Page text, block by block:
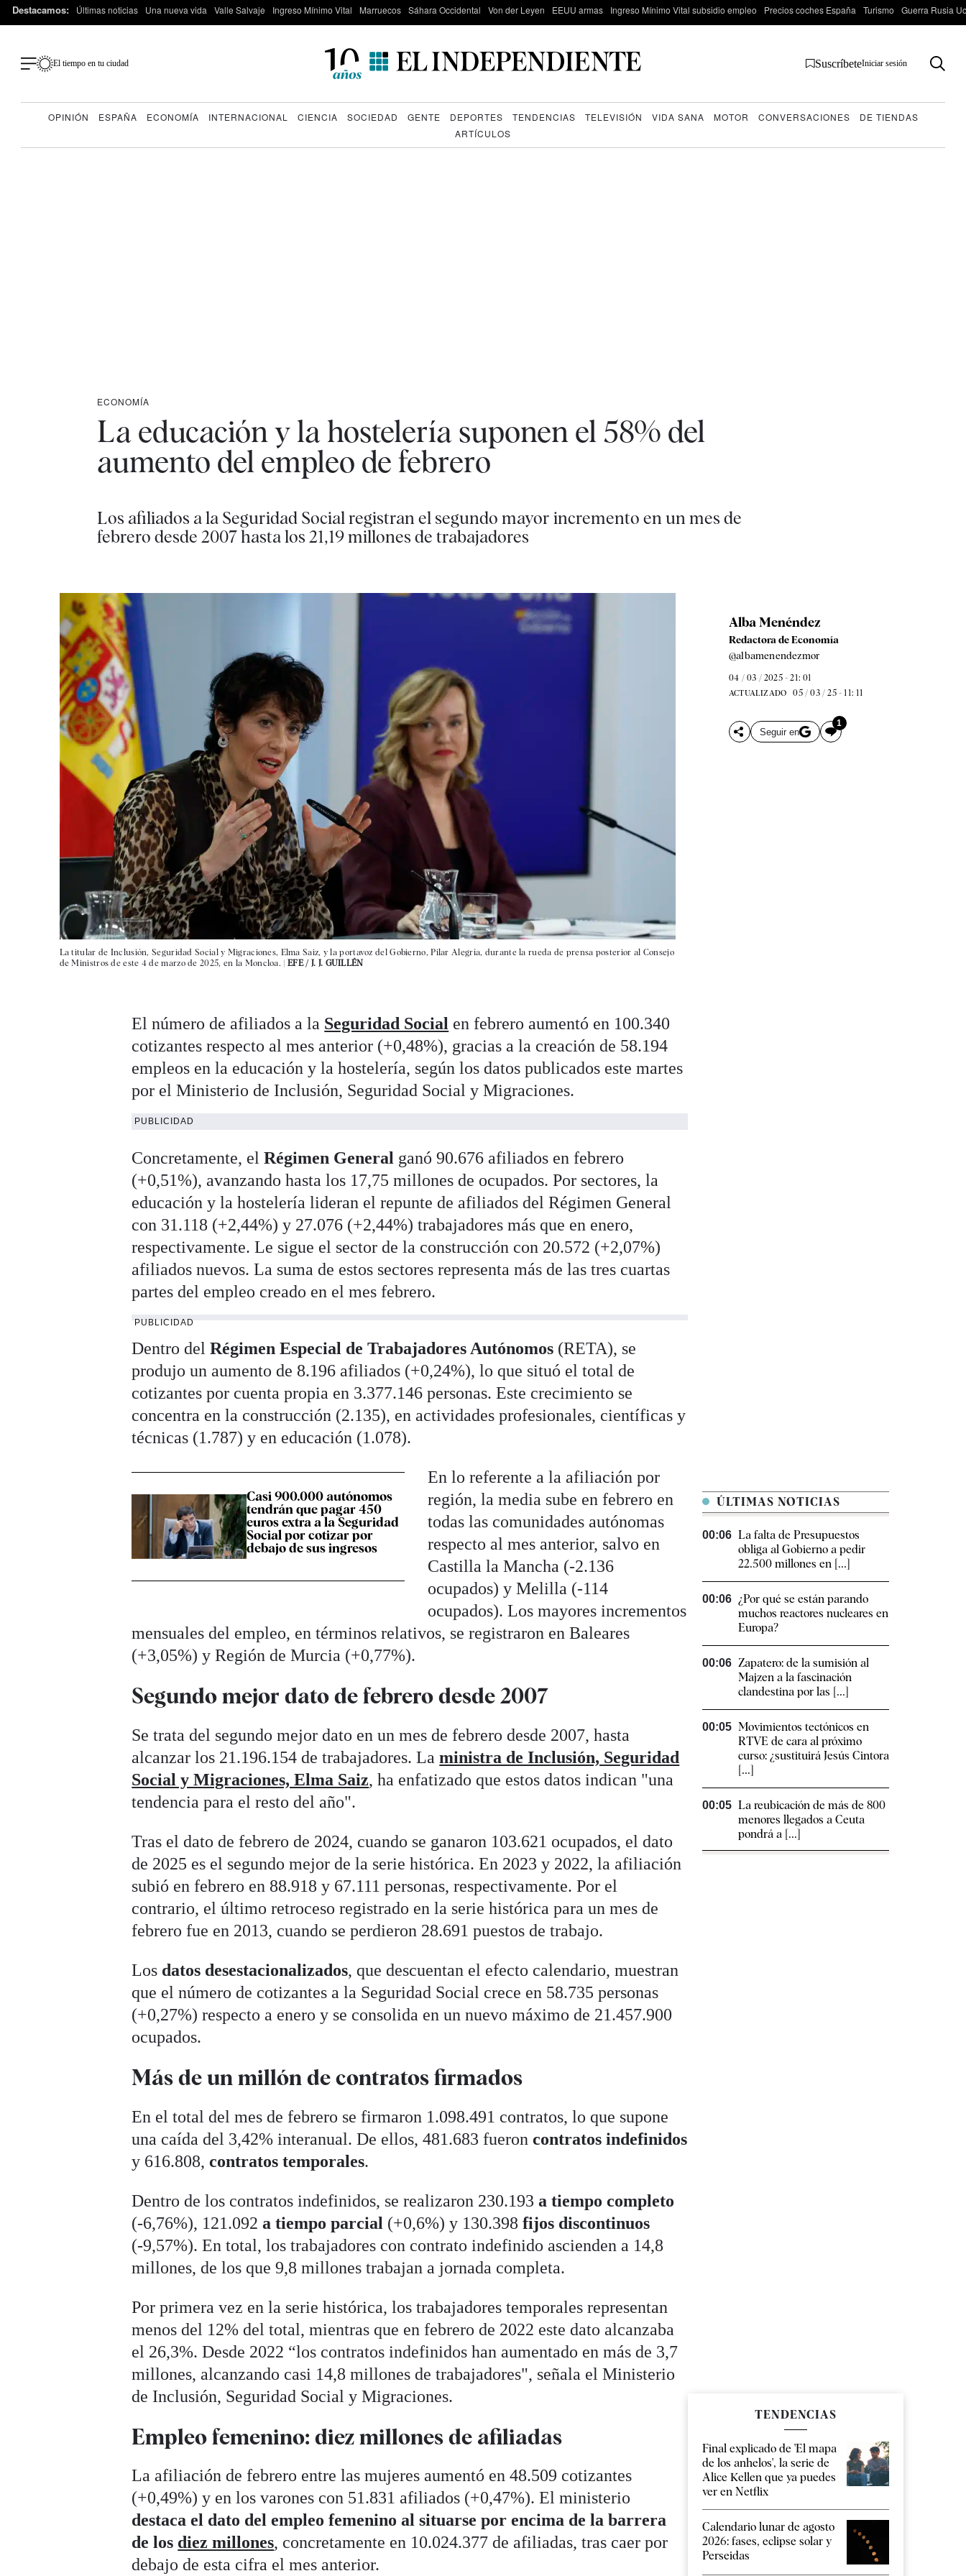
Destacamos: Últimas noticias Una nueva vida Valle Salvaje Ingreso Mínimo Vital Marruecos Sáhara Occidental Von der Leyen EEUU armas Ingreso Mínimo Vital subsidio empleo Precios coches España Turismo Guerra Rusia
El tiempo en tu ciudad SuscríbeteIniciar sesión
OPINIÓN ESPAÑA ECONOMÍA INTERNACIONAL CIENCIA SOCIEDAD GENTE DEPORTES TENDENCIAS TELEVISIÓN VIDA SANA MOTOR CONVERSACIONES
DE TIENDAS
ARTÍCULOS
ECONOMÍA
La educación y la hostelería suponen el 58% del
aumento del empleo de febrero
Los afiliados a la Seguridad Social registran el segundo mayor incremento en un mes de
febrero desde 2007 hasta los 21,19 millones de trabajadores
La titular de Inclusión, Seguridad Social y Migraciones, Elma Saiz, y la portavoz del Gobierno, Pilar Alegría, durante la rueda de prensa posterior al Consejo
de Ministros de este 4 de marzo de 2025, en la Moncloa. | EFE / J. J. GUILLÉN
Alba Menéndez
Redactora de Economía
@albamenendezmor
04 / 03 / 2025 - 21: 01
ACTUALIZADO 05 / 03 / 25 - 11: 11
Seguir en
1
El número de afiliados a la Seguridad Social en febrero aumentó en 100.340
cotizantes respecto al mes anterior (+0,48%), gracias a la creación de 58.194
empleos en la educación y la hostelería, según los datos publicados este martes
por el Ministerio de Inclusión, Seguridad Social y Migraciones.
PUBLICIDAD
Concretamente, elRégimen General ganó 90.676 afiliados en febrero
(+0,51%), avanzando hasta los 17,75 millones de ocupados. Por sectores, la
educación y la hostelería lideran el repunte de afiliados del Régimen General
con 31.118 (+2,44%) y 27.076 (+2,44%) trabajadores más que en enero,
respectivamente. Le sigue el sector de la construcción con 20.572 (+2,07%)
afiliados nuevos. La suma de estos sectores representa más de las tres cuartas
partes del empleo creado en el mes febrero.
PUBLICIDAD
Dentro delRégimen Especial de Trabajadores Autónomos (RETA), se
produjo un aumento de 8.196 afiliados (+0,24%), lo que situó el total de
cotizantes por cuenta propia en 3.377.146 personas. Este crecimiento se
concentra en la construcción (2.135), en actividades profesionales, científicas y
técnicas (1.787) y en educación (1.078).
Casi 900.000 autónomos
tendrán que pagar 450
euros extra a la Seguridad
Social por cotizar por
debajo de sus ingresos
En lo referente a la afiliación por
región, la media sube en febrero en
todas las comunidades autónomas
respecto al mes anterior, salvo en
Castilla la Mancha (-2.136
ocupados) y Melilla (-114
ocupados). Los mayores incrementos
mensuales del empleo, en términos relativos, se registraron en Baleares
(+3,05%) y Región de Murcia (+0,77%).
Segundo mejor dato de febrero desde 2007
Se trata del segundo mejor dato en un mes de febrero desde 2007, hasta
alcanzar los 21.196.154 de trabajadores. Laministra de Inclusión, Seguridad
Social y Migraciones, Elma Saiz, ha enfatizado que estos datos indican "una
tendencia para el resto del año".
Tras el dato de febrero de 2024, cuando se ganaron 103.621 ocupados, el dato
de 2025 es el segundo mejor de la serie histórica. En 2023 y 2022, la afiliación
subió en febrero en 88.918 y 67.111 personas, respectivamente. Por el
contrario, el último retroceso registrado en la serie histórica para un mes de
febrero fue en 2013, cuando se perdieron 28.691 puestos de trabajo.
Los datos desestacionalizados, que descuentan el efecto calendario, muestran
que el número de cotizantes a la Seguridad Social crece en 58.735 personas
(+0,27%) respecto a enero y se consolida en un nuevo máximo de 21.457.900
ocupados.
Más de un millón de contratos firmados
En el total del mes de febrero se firmaron 1.098.491 contratos, lo que supone
una caída del 3,42% interanual. De ellos, 481.683 fueroncontratos indefinidos
y 616.808,contratos temporales.
Dentro de los contratos indefinidos, se realizaron 230.193a tiempo completo
(-6,76%), 121.092a tiempo parcial (+0,6%) y 130.398fijos discontinuos
(-9,57%). En total, los trabajadores con contrato indefinido ascienden a 14,8
millones, de los que 9,8 millones trabajan a jornada completa.
Por primera vez en la serie histórica, los trabajadores temporales representan
menos del 12% del total, mientras que en febrero de 2022 este dato alcanzaba
el 26,3%. Desde 2022 “los contratos indefinidos han aumentado en más de 3,7
millones, alcanzando casi 14,8 millones de trabajadores", señala el Ministerio
de Inclusión, Seguridad Social y Migraciones.
Empleo femenino: diez millones de afiliadas
La afiliación de febrero entre las mujeres aumentó en 48.509 cotizantes
(+0,49%) y en los varones con 51.831 afiliados (+0,47%). El ministerio
destaca el dato del empleo femenino al situarse por encima de la barrera
de los diez millones, concretamente en 10.024.377 de afiliadas, tras caer por
debajo de esta cifra el mes anterior.
ÚLTIMAS NOTICIAS
00:06 La falta de Presupuestos
obliga al Gobierno a pedir
22.500 millones en [...]
00:06 ¿Por qué se están parando
muchos reactores nucleares en
Europa?
00:06 Zapatero: de la sumisión al
Majzen a la fascinación
clandestina por las [...]
00:05 Movimientos tectónicos en
RTVE de cara al próximo
curso: ¿sustituirá Jesús Cintora
[...]
00:05 La reubicación de más de 800
menores llegados a Ceuta
pondrá a [...]
TENDENCIAS
Final explicado de 'El mapa
de los anhelos', la serie de
Alice Kellen que ya puedes
ver en Netflix
Calendario lunar de agosto
2026: fases, eclipse solar y
Perseidas